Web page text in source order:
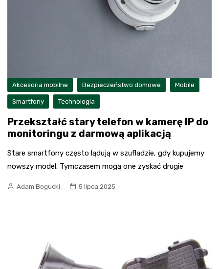
Akcesoria mobilne Bezpieczeństwo domowe Mobile
Smartfony Technologia
Przekształć stary telefon w kamerę IP do
monitoringu z darmową aplikacją
Stare smartfony często lądują w szufladzie, gdy kupujemy
nowszy model. Tymczasem mogą one zyskać drugie
Adam Bogucki 5 lipca 2025